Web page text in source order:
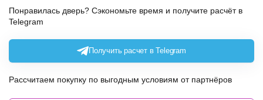
Понравилась дверь? Сэкономьте время и получите расчёт в
Telegram
Получить расчет в Telegram
Рассчитаем покупку по выгодным условиям от партнёров